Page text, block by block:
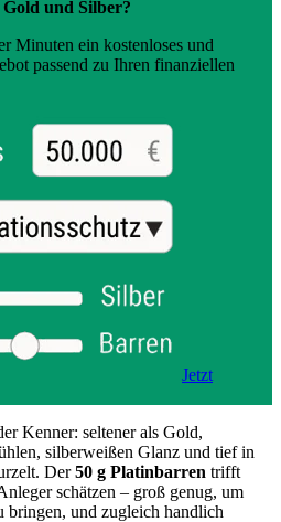
und Silber?
Minuten ein kostenloses und
passend zu Ihren finanziellen
Jetzt
Kenner: seltener als Gold,
silberweißen Glanz und tief in
Der50 g Platinbarren trifft
schätzen – groß genug, um
bringen, und zugleich handlich